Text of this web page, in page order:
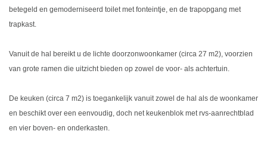
betegeld en gemoderniseerd toilet met fonteintje, en de trapopgang met
trapkast.
Vanuit de hal bereikt u de lichte doorzonwoonkamer (circa 27 m2), voorzien
van grote ramen die uitzicht bieden op zowel de voor- als achtertuin.
De keuken (circa 7 m2) is toegankelijk vanuit zowel de hal als de woonkamer
en beschikt over een eenvoudig, doch net keukenblok met rvs-aanrechtblad
en vier boven- en onderkasten.